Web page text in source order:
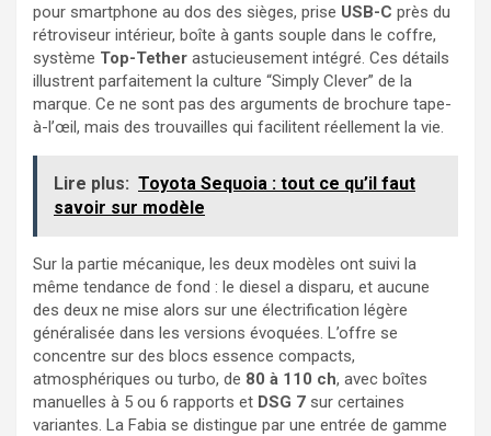
pour smartphone au dos des sièges, prise USB-C près du
rétroviseur intérieur, boîte à gants souple dans le coffre,
système Top-Tether astucieusement intégré. Ces détails
illustrent parfaitement la culture “Simply Clever” de la
marque. Ce ne sont pas des arguments de brochure tape-
à-l’œil, mais des trouvailles qui facilitent réellement la vie.
Lire plus: Toyota Sequoia : tout ce qu’il faut
savoir sur modèle
Sur la partie mécanique, les deux modèles ont suivi la
même tendance de fond : le diesel a disparu, et aucune
des deux ne mise alors sur une électrification légère
généralisée dans les versions évoquées. L’offre se
concentre sur des blocs essence compacts,
atmosphériques ou turbo, de 80 à 110 ch, avec boîtes
manuelles à 5 ou 6 rapports et DSG 7 sur certaines
variantes. La Fabia se distingue par une entrée de gamme